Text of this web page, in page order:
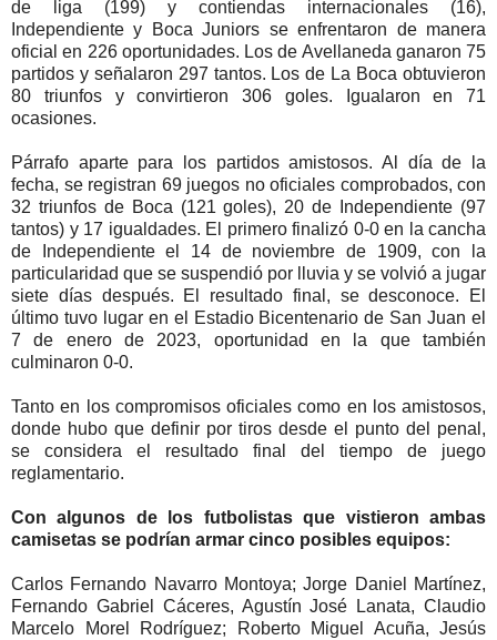
de liga (199) y contiendas internacionales (16),
Independiente y Boca Juniors se enfrentaron de manera
oficial en 226 oportunidades. Los de Avellaneda ganaron 75
partidos y señalaron 297 tantos. Los de La Boca obtuvieron
80 triunfos y convirtieron 306 goles. Igualaron en 71
ocasiones.
Párrafo aparte para los partidos amistosos. Al día de la
fecha, se registran 69 juegos no oficiales comprobados, con
32 triunfos de Boca (121 goles), 20 de Independiente (97
tantos) y 17 igualdades. El primero finalizó 0-0 en la cancha
de Independiente el 14 de noviembre de 1909, con la
particularidad que se suspendió por lluvia y se volvió a jugar
siete días después. El resultado final, se desconoce. El
último tuvo lugar en el Estadio Bicentenario de San Juan el
7 de enero de 2023, oportunidad en la que también
culminaron 0-0.
Tanto en los compromisos oficiales como en los amistosos,
donde hubo que definir por tiros desde el punto del penal,
se considera el resultado final del tiempo de juego
reglamentario.
Con algunos de los futbolistas que vistieron ambas
camisetas se podrían armar cinco posibles equipos:
Carlos Fernando Navarro Montoya; Jorge Daniel Martínez,
Fernando Gabriel Cáceres, Agustín José Lanata, Claudio
Marcelo Morel Rodríguez; Roberto Miguel Acuña, Jesús